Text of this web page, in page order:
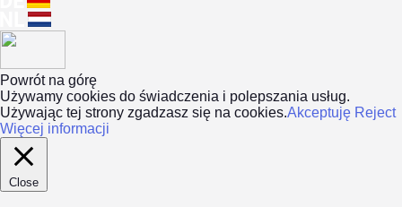
Powrót na górę
Używamy cookies do świadczenia i polepszania usług.
Używając tej strony zgadzasz się na cookies.Akceptuję Reject
Więcej informacji
Close